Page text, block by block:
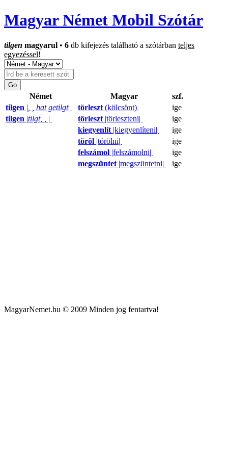
Magyar Német Mobil Szótár
tilgen magyarul • 6 db kifejezés található a szótárban teljes
egyezéssel!
Német Magyar
szf.
tilgen | , , hat getilgt| törleszt (kölcsönt)
ige
tilgen |tilgt, , | törleszt |törleszteni|
ige
kiegyenlít |kiegyenlíteni|
ige
töröl |törölni|
ige
felszámol |felszámolni|
ige
megszüntet |megszüntetni| ige
MagyarNemet.hu © 2009 Minden jog fentartva!